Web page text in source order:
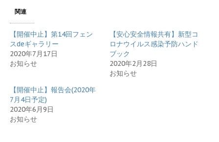
関連
【開催中止】第14回フェン
スdeギャラリー
2020年7月17日
お知らせ
【安心安全情報共有】新型コ
ロナウイルス感染予防ハンド
ブック
2020年2月28日
お知らせ
【開催中止】報告会(2020年
7月4日予定)
2020年6月9日
お知らせ